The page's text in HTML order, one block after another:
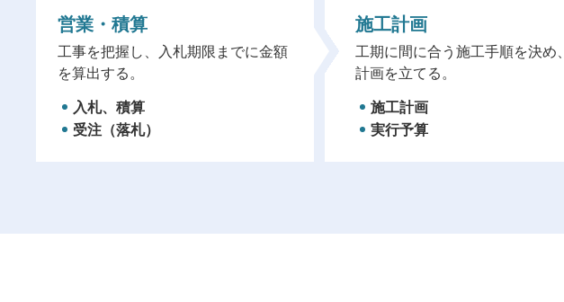
営業・積算
工事を把握し、入札期限までに金額
を算出する。
入札、積算
受注（落札）
施工計画
工期に間に合う施工手順を決め、
計画を立てる。
施工計画
実行予算